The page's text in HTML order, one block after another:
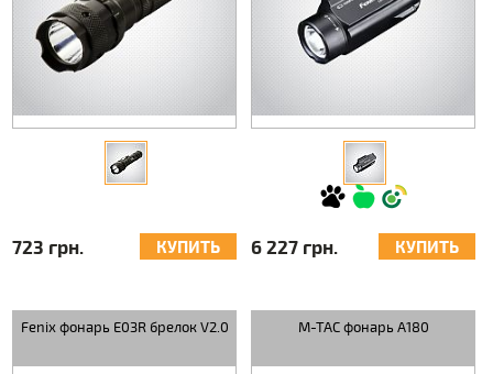
723 грн. КУПИТЬ 6 227 грн. КУПИТЬ
Fenix фонарь E03R брелок V2.0 M-TAC фонарь A180